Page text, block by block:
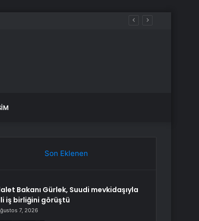
Son Eklenen
Bakanı Gürlek, Suudi mevkidaşıyla
iş birliğini görüştü
7, 2026